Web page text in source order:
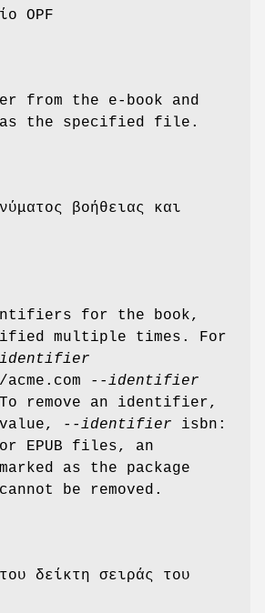
OPF
from the e-book and
the specified file.
βοήθειας και
for the book,
multiple times. For
--identifier
remove an identifier,
--identifier isbn:
EPUB files, an
as the package
be removed.
δείκτη σειράς του